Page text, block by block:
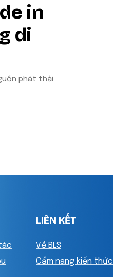
in
di
phát thải
LIÊN KẾT
Về BLS
Cẩm nang kiến thức